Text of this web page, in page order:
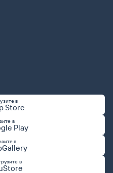
в
Store
в
Play
в
в